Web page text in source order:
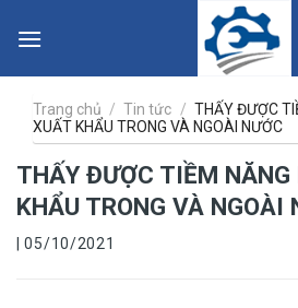
Trang chủ / Tin tức / THẤY ĐƯỢC
XUẤT KHẨU TRONG VÀ NGOÀI NƯỚC
THẤY ĐƯỢC TIỀM NĂNG
KHẨU TRONG VÀ NGOÀI
| 05/10/2021